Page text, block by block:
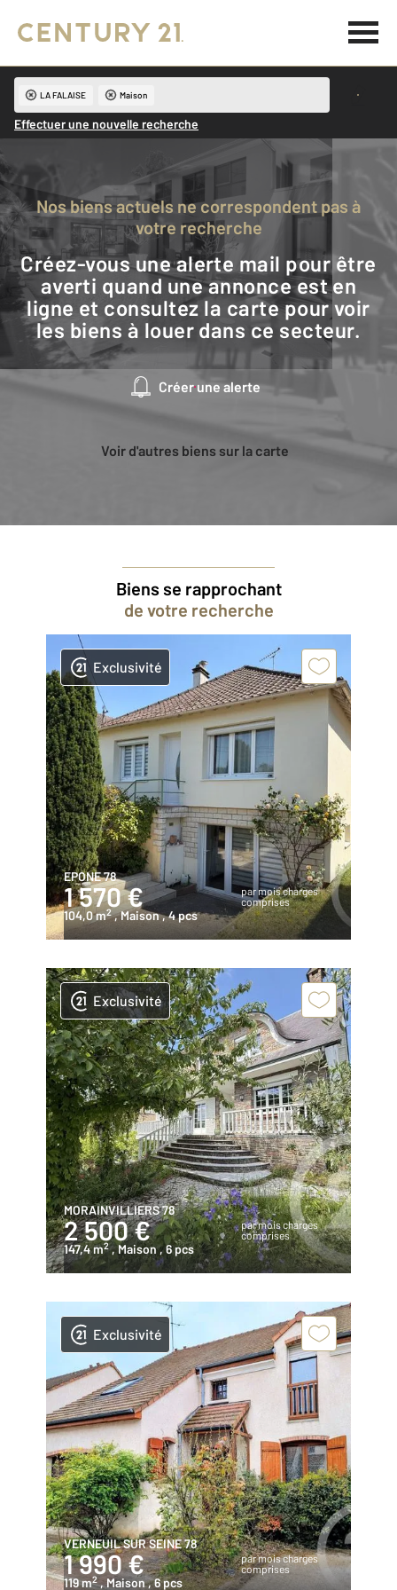
LA FALAISE Maison
Effectuer une nouvelle recherche
Nos biens actuels ne correspondent pas à
votre recherche
Créez-vous une alerte mail pour être
averti quand une annonce est en
ligne et consultez la carte pour voir
les biens à louer dans ce secteur.
Créer une alerte
Voir d'autres biens sur la carte
Biens se rapprochant
de votre recherche
Exclusivité
EPONE 78
1 570 €
par mois charges
comprises
104,0 m2 , Maison, 4 pcs
Exclusivité
MORAINVILLIERS 78
2 500 €
par mois charges
comprises
147,4 m2 , Maison, 6 pcs
Exclusivité
VERNEUIL SUR SEINE 78
1 990 €
par mois charges
comprises
119 m2 , Maison, 6 pcs